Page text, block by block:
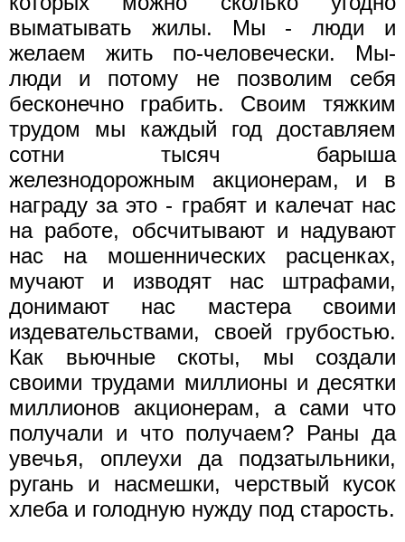
выматывать жилы. Мы - люди и
желаем жить по-человечески. Мы-
люди и потому не позволим себя
бесконечно грабить. Своим тяжким
трудом мы каждый год доставляем
сотни тысяч барыша
железнодорожным акционерам, и в
награду за это - грабят и калечат нас
на работе, обсчитывают и надувают
нас на мошеннических расценках,
мучают и изводят нас штрафами,
донимают нас мастера своими
издевательствами, своей грубостью.
Как вьючные скоты, мы создали
своими трудами миллионы и десятки
миллионов акционерам, а сами что
получали и что получаем? Раны да
увечья, оплеухи да подзатыльники,
ругань и насмешки, черствый кусок
хлеба и голодную нужду под старость.